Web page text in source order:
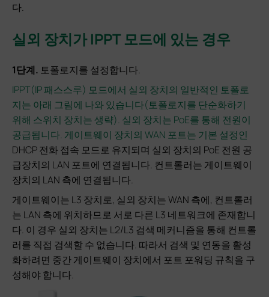
다.
실외 장치가 IPPT 모드에 있는 경우
1단계. 토폴로지를 설정합니다.
IPPT(IP 패스스루) 모드에서 실외 장치의 일반적인 토폴로
지는 아래 그림에 나와 있습니다(토폴로지를 단순화하기
위해 스위치 장치는 생략). 실외 장치는 PoE를 통해 전원이
공급됩니다. 게이트웨이 장치의 WAN 포트는 기본 설정인
DHCP 전화 접속 모드로 유지되며 실외 장치의 PoE 전원 공
급장치의 LAN 포트에 연결됩니다. 컨트롤러는 게이트웨이
장치의 LAN 측에 연결됩니다.
게이트웨이는 L3 장치로, 실외 장치는 WAN 측에, 컨트롤러
는 LAN 측에 위치하므로 서로 다른 L3 네트워크에 존재합니
다. 이 경우 실외 장치는 L2/L3 검색 메커니즘을 통해 컨트롤
러를 직접 검색할 수 없습니다. 따라서 검색 및 연동을 활성
화하려면 중간 게이트웨이 장치에서 포트 포워딩 규칙을 구
성해야 합니다.